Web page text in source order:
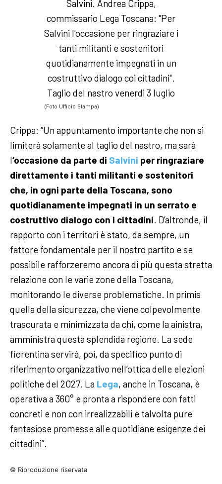
(Foto Ufficio Stampa)
Crippa: “Un appuntamento importante che non si
limiterà solamente al taglio del nastro, ma sarà
l‘occasione da parte di Salvini per ringraziare
direttamente i tanti militanti e sostenitori
che, in ogni parte della Toscana, sono
quotidianamente impegnati in un serrato e
costruttivo dialogo con i cittadini. D’altronde, il
rapporto con i territori è stato, da sempre, un
fattore fondamentale per il nostro partito e se
possibile rafforzeremo ancora di più questa stretta
relazione con le varie zone della Toscana,
monitorando le diverse problematiche. In primis
quella della sicurezza, che viene colpevolmente
trascurata e minimizzata da chi, come la ainistra,
amministra questa splendida regione. La sede
fiorentina servirà, poi, da specifico punto di
riferimento organizzativo nell’ottica delle elezioni
politiche del 2027. La Lega, anche in Toscana, è
operativa a 360° e pronta a rispondere con fatti
concreti e non con irrealizzabili e talvolta pure
fantasiose promesse alle quotidiane esigenze dei
cittadini”.
© Riproduzione riservata